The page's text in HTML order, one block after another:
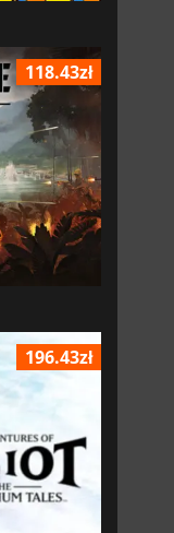
118.43zł
196.43zł